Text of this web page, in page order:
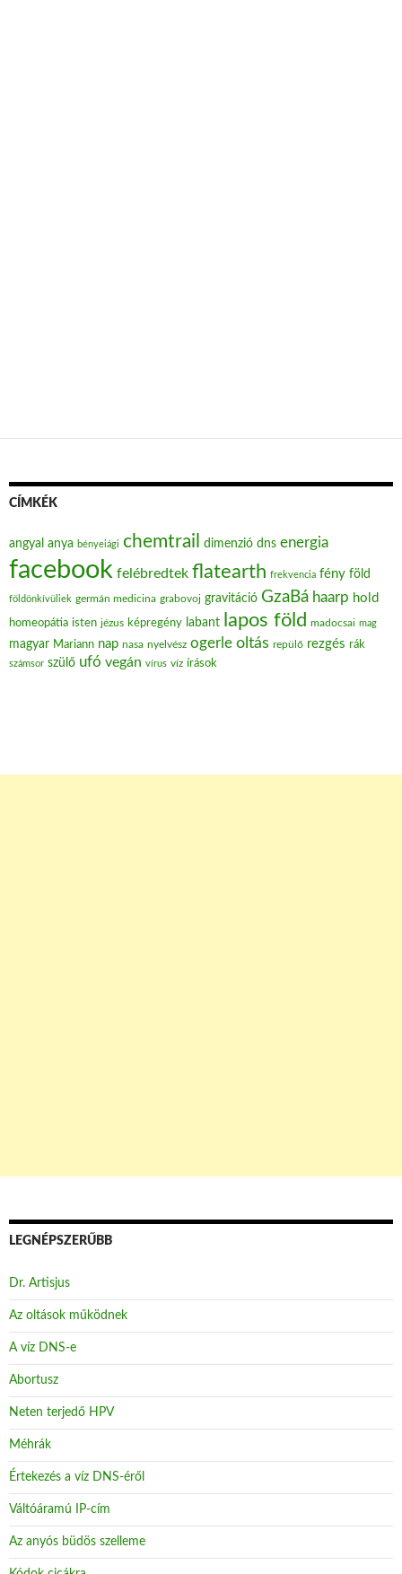
CÍMKÉK
angyal anya bényeiági chemtrail dimenzió dns energia
facebook felébredtek flatearth frekvencia fény föld
földönkívüliek germán medicina grabovoj gravitáció GzaBá haarp hold
homeopátia isten jézus képregény labant lapos föld madocsai mag
magyar Mariann nap nasa nyelvész ogerle oltás repülő rezgés rák
számsor szülő ufó vegán vírus víz írások
LEGNÉPSZERŰBB
Dr. Artisjus
Az oltások működnek
A víz DNS-e
Abortusz
Neten terjedő HPV
Méhrák
Értekezés a víz DNS-éről
Váltóáramú IP-cím
Az anyós büdös szelleme